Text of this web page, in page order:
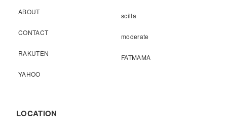
ABOUT
CONTACT
RAKUTEN
YAHOO
scilla
moderate
FATMAMA
LOCATION